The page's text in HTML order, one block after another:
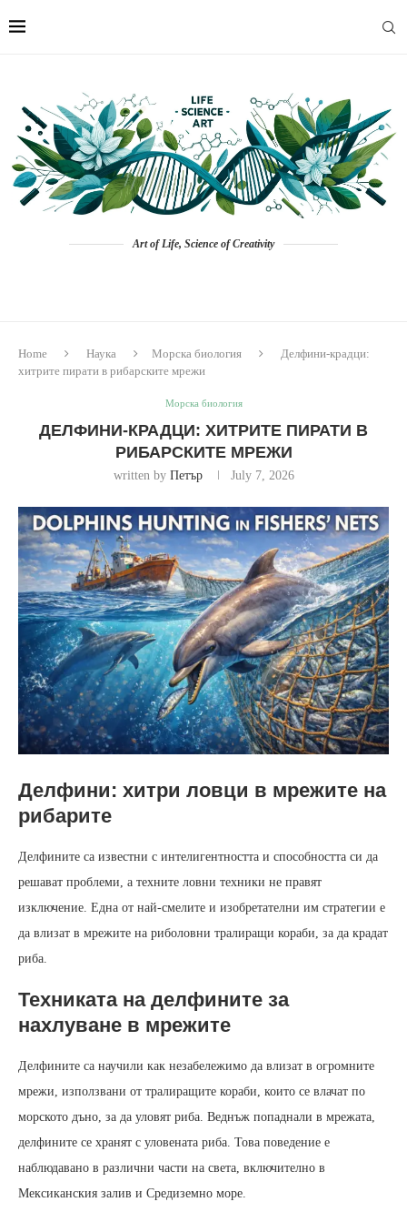
Art of Life, Science of Creativity
Home Наука Морска биология
Делфини-крадци:
хитрите пирати в рибарските мрежи
Морска биология
ДЕЛФИНИ-КРАДЦИ: ХИТРИТЕ ПИРАТИ В
РИБАРСКИТЕ МРЕЖИ
written by Петър July 7, 2026
Делфини: хитри ловци в мрежите на
рибарите
Делфините са известни с интелигентността и способността си да
решават проблеми, а техните ловни техники не правят
изключение. Една от най-смелите и изобретателни им стратегии е
да влизат в мрежите на риболовни тралиращи кораби, за да крадат
риба.
Техниката на делфините за
нахлуване в мрежите
Делфините са научили как незабележимо да влизат в огромните
мрежи, използвани от тралиращите кораби, които се влачат по
морското дъно, за да уловят риба. Веднъж попаднали в мрежата,
делфините се хранят с уловената риба. Това поведение е
наблюдавано в различни части на света, включително в
Мексиканския залив и Средиземно море.